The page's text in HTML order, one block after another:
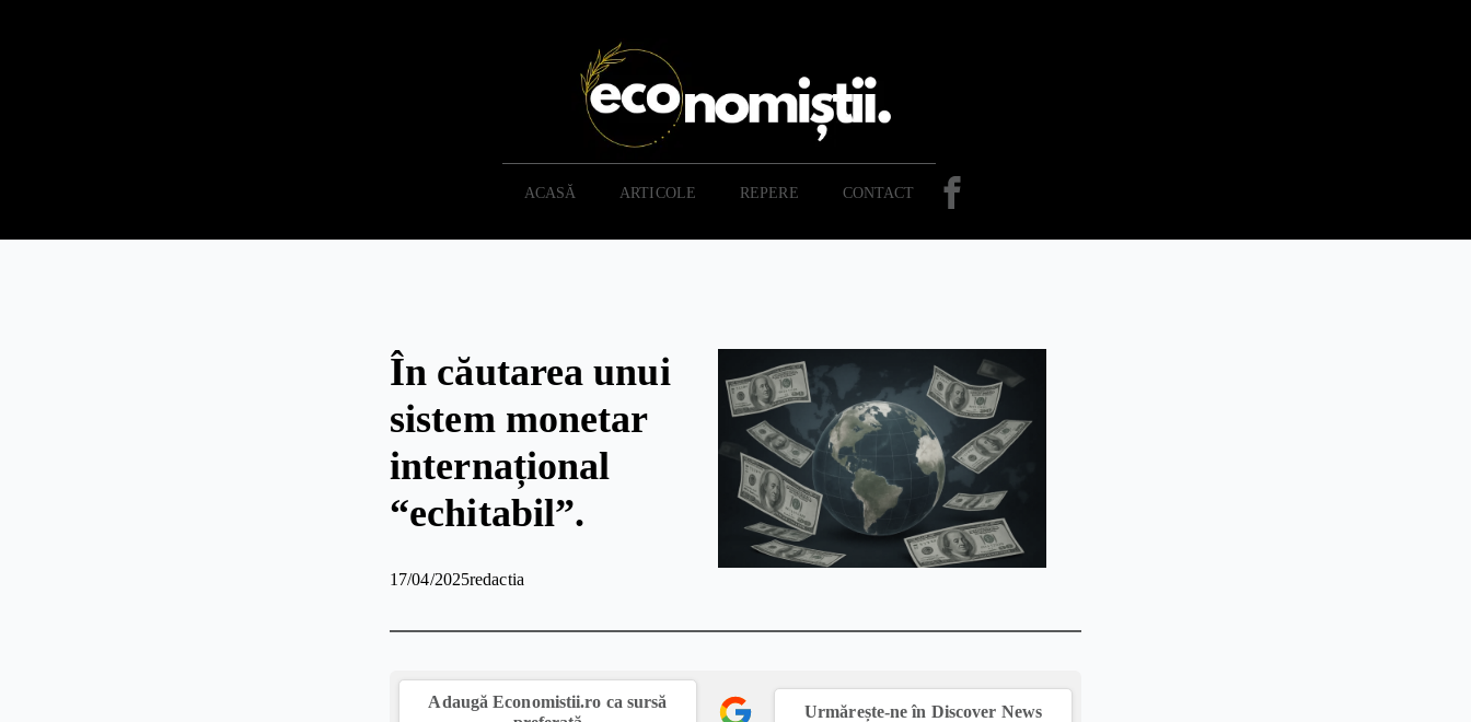
ACASĂ ARTICOLE REPERE CONTACT
În căutarea unui
sistem monetar
internațional
“echitabil”.
17/04/2025redactia
Adaugă Economistii.ro ca sursă
Urmărește-ne în Discover News